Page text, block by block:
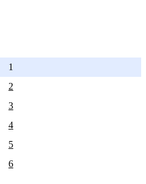
1
2
3
4
5
6